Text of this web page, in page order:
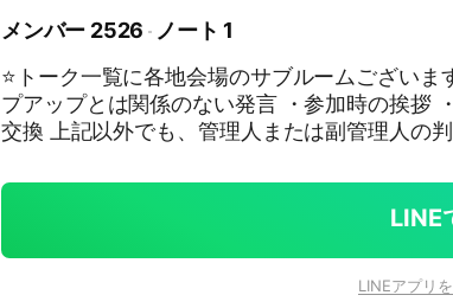
メンバー 2526
ノート 1
⭐️トーク一覧に各地会場のサブルームございます⭐️ 🈲挨拶禁止🈲 ・
プアップとは関係のない発言 ・参加時の挨拶
交換 上記以外でも、管理人または副管理人の判断で、強制退会となる場
Eの開催が決定いたしました！ ほぼ全種となる約200種の ボンボンドロ
ップシールやチャームなど、 かわいい新作アイテム
神奈川県 ＃新潟県 ＃富山県＃石川県 ＃福井県
LINE
LINEアプリ